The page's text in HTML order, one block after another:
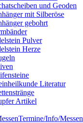
und Geoden
mit Silberöse
gebohrt
Pulver
Herze
Literatur
Artikel
Termine/Info/Messen